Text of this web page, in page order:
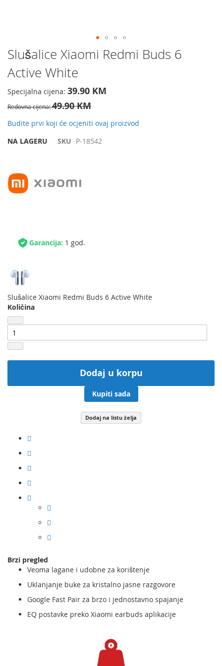
Preskočite
na
početak
galerije
slika
Slušalice Xiaomi Redmi Buds 6
Active White
Specijalna cijena 39.90 KM
Redovna cijena 49.90 KM
Budite prvi koji će ocjeniti ovaj proizvod
NA LAGERU
SKU P-18542
Garancija: 1 god.
Slušalice Xiaomi Redmi Buds 6 Active White
Količina
Dodaj u korpu
Kupiti sada
Dodaj na listu želja
Brzi pregled
Veoma lagane i udobne za korištenje
Uklanjanje buke za kristalno jasne razgovore
Google Fast Pair za brzo i jednostavno spajanje
EQ postavke preko Xiaomi earbuds aplikacije